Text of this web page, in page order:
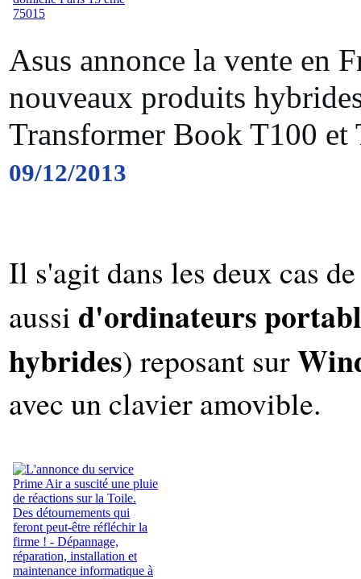
Asus annonce la vente en
nouveaux produits
Transformer Book T100 et
09/12/2013
Il s'agit dans les deux cas
aussi d'ordinateurs
hybrides) reposant sur
avec un clavier amovible.